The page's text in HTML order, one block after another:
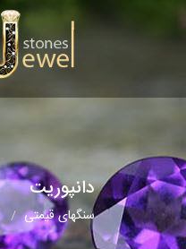
دانپوریت
سنگهای قیمتی